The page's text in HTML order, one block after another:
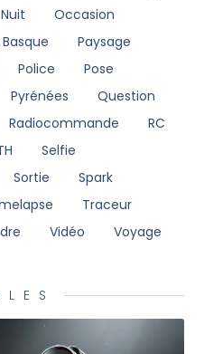
Nuit
Occasion
Paysage
Police
Pose
Pyrénées
Question
Radiocommande
RC
Selfie
Sortie
Spark
Traceur
Vidéo
Voyage